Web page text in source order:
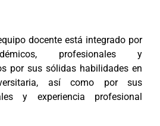
docente está integrado por
profesionales y
por sus sólidas habilidades en
así como por sus
y experiencia profesional